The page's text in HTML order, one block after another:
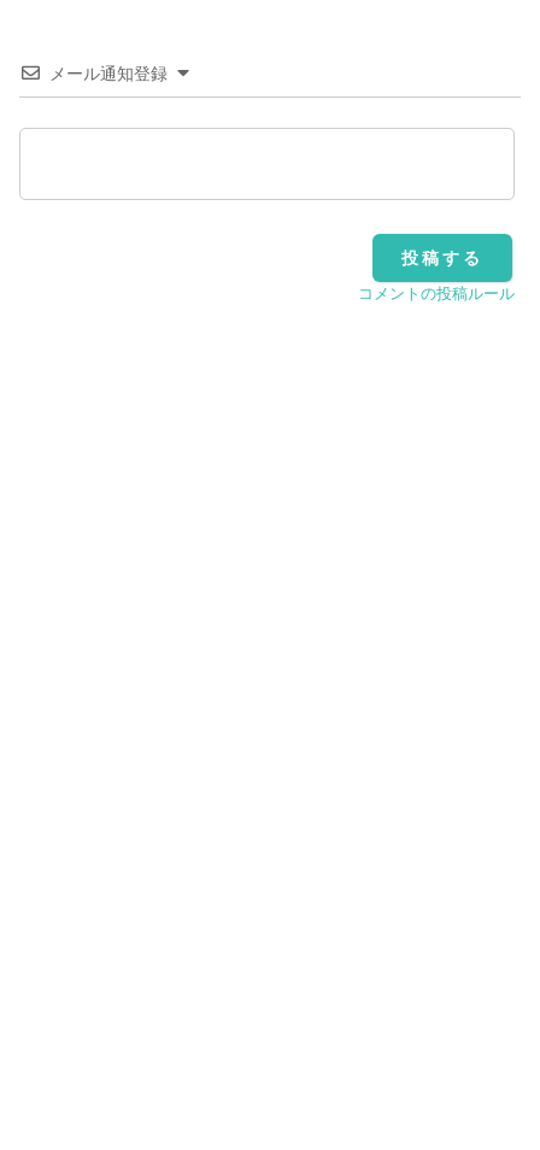
メール通知登録
コメントの投稿ルール